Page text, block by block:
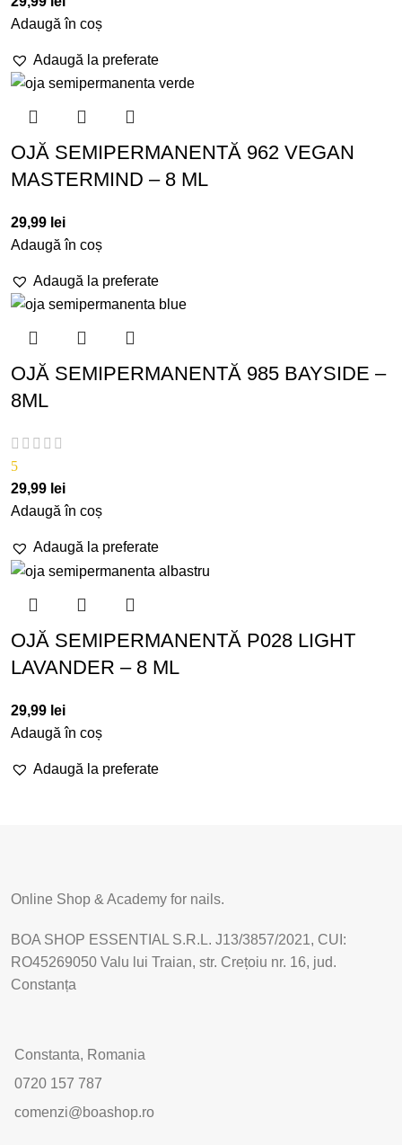
Adaugă în coș
Adaugă la preferate
OJĂ SEMIPERMANENTĂ 962 VEGAN
MASTERMIND – 8 ML
29,99 lei
Adaugă în coș
Adaugă la preferate
OJĂ SEMIPERMANENTĂ 985 BAYSIDE –
8ML
5
29,99 lei
Adaugă în coș
Adaugă la preferate
OJĂ SEMIPERMANENTĂ P028 LIGHT
LAVANDER – 8 ML
29,99 lei
Adaugă în coș
Adaugă la preferate
Online Shop & Academy for nails.
BOA SHOP ESSENTIAL S.R.L. J13/3857/2021, CUI:
RO45269050 Valu lui Traian, str. Crețoiu nr. 16, jud.
Constanța
Constanta, Romania
0720 157 787
comenzi@boashop.ro